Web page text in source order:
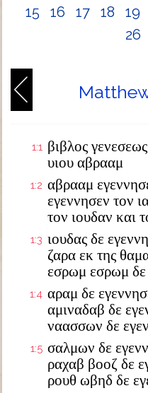
15
16 17 18 19
26
1:1 βιβλος
υιου αβρααμ
1:2 αβρααμ
εγεννησεν τον
τον ιουδαν και
1:3 ιουδας δε
ζαρα εκ της
εσρωμ εσρωμ δε
1:4 αραμ δε
αμιναδαβ δε
ναασσων δε
1:5 σαλμων δε
ραχαβ βοοζ δε
ρουθ ωβηδ δε